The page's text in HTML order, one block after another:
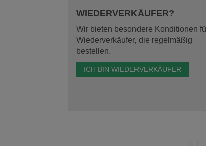
WIEDERVERKÄUFER?
Wir bieten besondere Konditionen
Wiederverkäufer, die regelmäßig
bestellen.
ICH BIN WIEDERVERKÄUFER